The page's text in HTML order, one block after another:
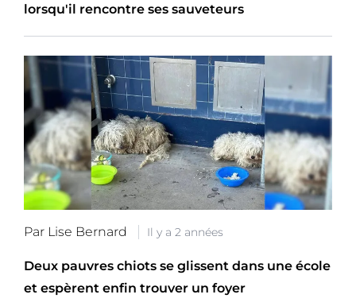
lorsqu'il rencontre ses sauveteurs
Par Lise Bernard Il y a 2 années
Deux pauvres chiots se glissent dans une école
et espèrent enfin trouver un foyer